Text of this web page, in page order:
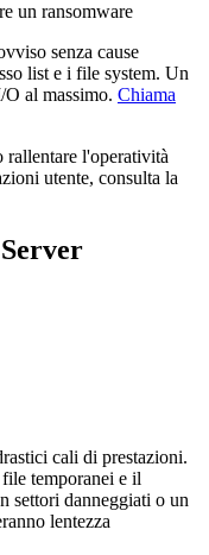
un ransomware
senza cause
list e i file system. Un
al massimo. Chiama
rallentare l'operatività
utente, consulta la
cali di prestazioni.
temporanei e il
settori danneggiati o un
lentezza